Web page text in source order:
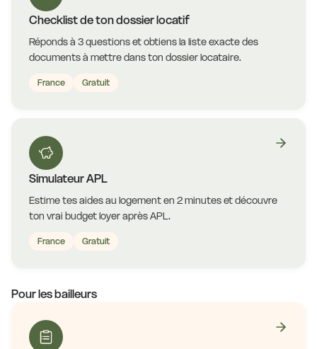
Checklist de ton dossier locatif
Réponds à 3 questions et obtiens la liste exacte des
documents à mettre dans ton dossier locataire.
France Gratuit
Simulateur APL
Estime tes aides au logement en 2 minutes et découvre
ton vrai budget loyer après APL.
France Gratuit
Pour les bailleurs